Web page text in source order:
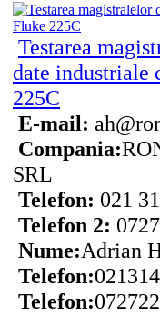
Testarea
date industriale
225C
E-mail:
Compania:
SRL
Telefon: 021
Telefon 2:
Nume:Adrian
Telefon:
Telefon: